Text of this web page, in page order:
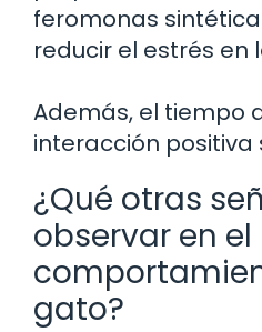
feromonas
reducir el estrés en
Además, el tiempo
interacción positiva
¿Qué otras
observar en el
gato?